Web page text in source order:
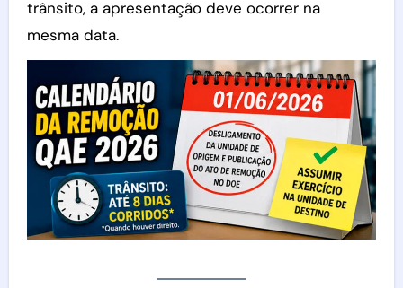
trânsito, a apresentação deve ocorrer na
mesma data.